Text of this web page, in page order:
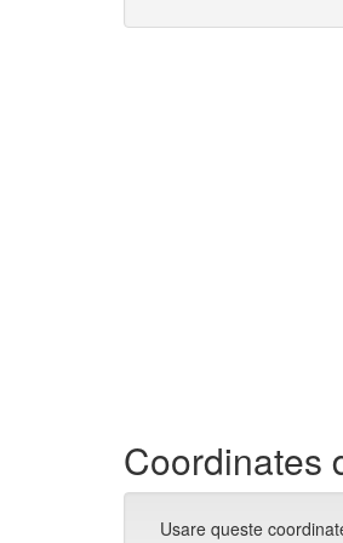
Coordinates
Usare queste